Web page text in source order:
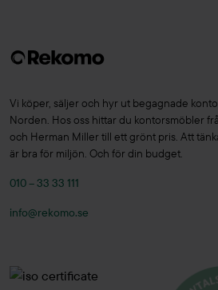
Vi köper, säljer och hyr ut begagnade
Norden. Hos oss hittar du kontorsmöbler
och Herman Miller till ett grönt pris. Att
är bra för miljön. Och för din budget.
010 – 33 33 111
info@rekomo.se